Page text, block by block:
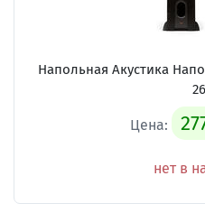
Напольная Акустика
Цена:
нет в